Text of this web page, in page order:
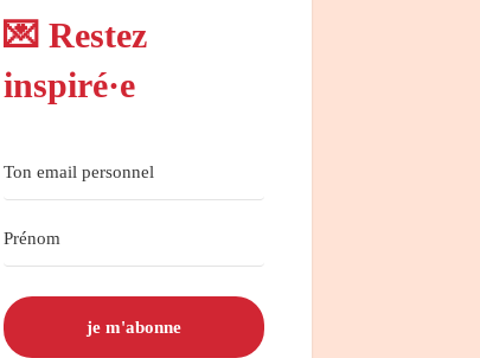
💌 Restez
inspiré·e
je m'abonne